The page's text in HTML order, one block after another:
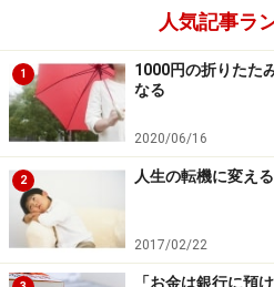
人気記事ラ
1
1000円の折りたた
なる
2020/06/16
2 人生の転機に変え
2017/02/22
「お金は銀行に預